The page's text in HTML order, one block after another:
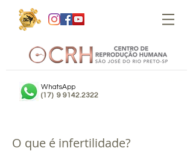
WhatsApp
(17) 9 9142.2322
O que é infertilidade?